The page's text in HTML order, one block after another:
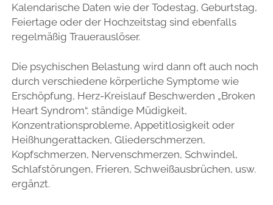
Kalendarische Daten wie der Todestag, Geburtstag,
Feiertage oder der Hochzeitstag sind ebenfalls
regelmäßig Trauerauslöser.
Die psychischen Belastung wird dann oft auch noch
durch verschiedene körperliche Symptome wie
Erschöpfung, Herz-Kreislauf Beschwerden „Broken
Heart Syndrom“, ständige Müdigkeit,
Konzentrationsprobleme, Appetitlosigkeit oder
Heißhungerattacken, Gliederschmerzen,
Kopfschmerzen, Nervenschmerzen, Schwindel,
Schlafstörungen, Frieren, Schweißausbrüchen, usw.
ergänzt.